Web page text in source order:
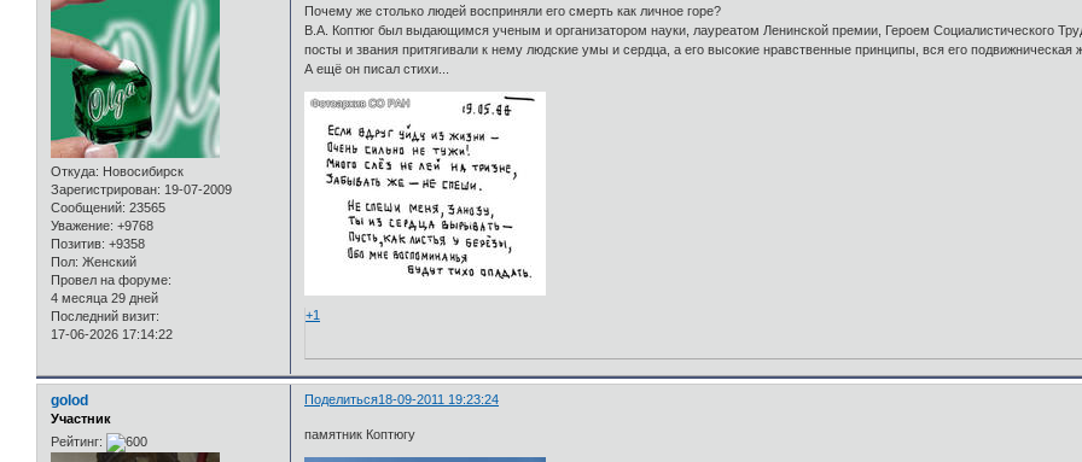
Откуда: Новосибирск
Зарегистрирован: 19-07-2009
Сообщений: 23565
Уважение: +9768
Позитив: +9358
Пол: Женский
Провел на форуме:
4 месяца 29 дней
Последний визит:
17-06-2026 17:14:22
Почему же столько людей восприняли его смерть как личное горе?
В.А. Коптюг был выдающимся ученым и организатором науки, лауреатом Ленинской премии, Героем Социалистического
посты и звания притягивали к нему людские умы и сердца, а его высокие нравственные принципы, вся его подвижническая
А ещё он писал стихи...
+1
Поделиться18-09-2011 19:23:24
golod
Участник
Рейтинг:
памятник Коптюгу